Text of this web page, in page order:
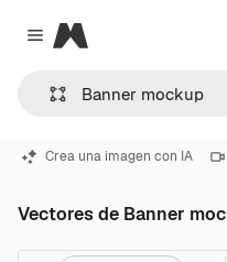
Close menu
Magnific
Crea una imagen con IA
Vectores de Banner